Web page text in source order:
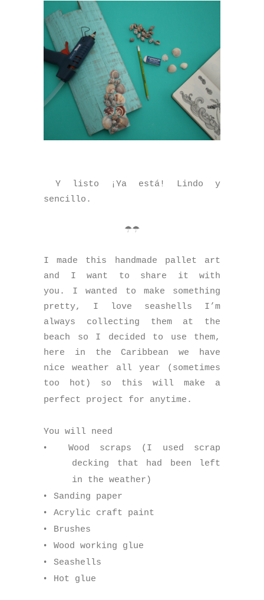
Y listo ¡Ya está! Lindo y
sencillo.
☂☂
I made this handmade pallet art
and I want to share it with
you. I wanted to make something
pretty, I love seashells I’m
always collecting them at the
beach so I decided to use them,
here in the Caribbean we have
nice weather all year (sometimes
too hot) so this will make a
perfect project for anytime.
You will need
•
Wood scraps (I used scrap
decking that had been left
in the weather)
• Sanding paper
• Acrylic craft paint
• Brushes
• Wood working glue
• Seashells
• Hot glue